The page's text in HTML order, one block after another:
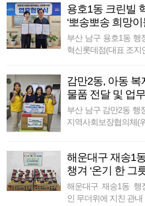
용호1동 크린빌
‘뽀송뽀송 희망
부산 남구 용호1동 행
혁신롯데점(대표 조지
감만2동, 아동 복
물품 전달 및 업
부산 남구 감만2동 행
지역사회보장협의체(위
해운대구 재송1
챙겨 ‘온기 한 그
해운대구 재송1동 행
인 무더위에 지친 관내